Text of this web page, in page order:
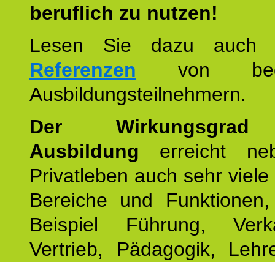
beruflich zu nutzen!
Lesen Sie dazu
Referenzen von
Ausbildungsteilnehmern.
Der
Ausbildung erreicht
Privatleben auch sehr
Bereiche und
Beispiel Führung,
Vertrieb, Pädagogik,